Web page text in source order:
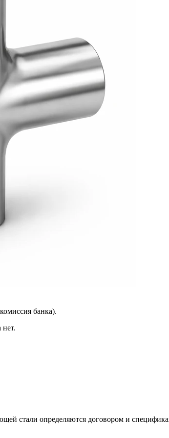
банка).
стали определяются договором и